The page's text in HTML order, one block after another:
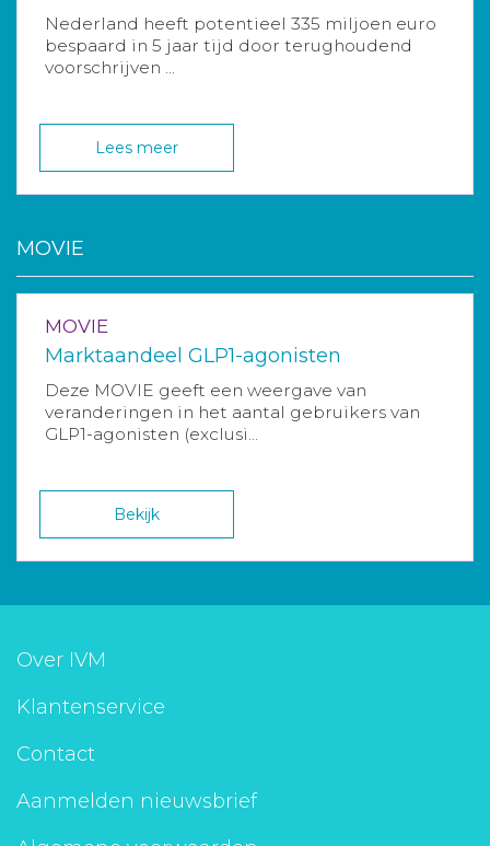
Nederland heeft potentieel 335 miljoen euro
bespaard in 5 jaar tijd door terughoudend
voorschrijven ...
Lees meer
MOVIE
MOVIE
Marktaandeel GLP1-agonisten
Deze MOVIE geeft een weergave van
veranderingen in het aantal gebruikers van
GLP1-agonisten (exclusi...
Bekijk
Over IVM
Klantenservice
Contact
Aanmelden nieuwsbrief